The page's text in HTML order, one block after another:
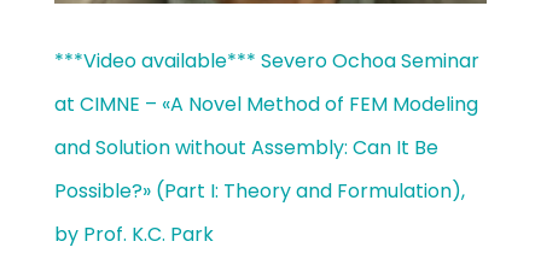
***Video available*** Severo Ochoa Seminar
at CIMNE – «A Novel Method of FEM Modeling
and Solution without Assembly: Can It Be
Possible?» (Part I: Theory and Formulation),
by Prof. K.C. Park